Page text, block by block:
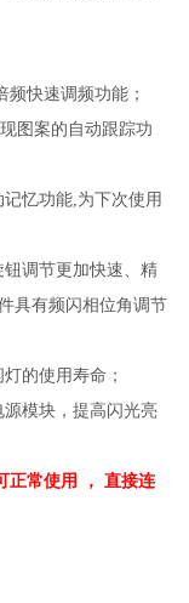
快速调频功能；
图案的自动跟踪功
忆功能,为下次使用
调节更加快速、精
具有频闪相位角调节
的使用寿命；
模块，提高闪光亮
正常使用 ， 直接连